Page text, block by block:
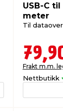
USB-C til
meter
Til
Frakt m.m.
Nettbutikk